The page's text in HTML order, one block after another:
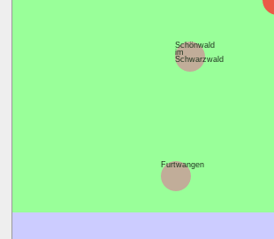
Schönwald
im
Schwarzwald
Furtwangen